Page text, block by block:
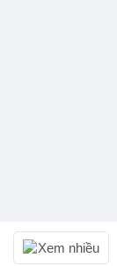
Xem nhiều